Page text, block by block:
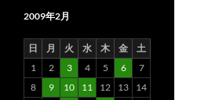
2009年2月
日 月 火 水 木 金
土
1
2 3 4 5 6
7
8
9 10 11 12 13
14